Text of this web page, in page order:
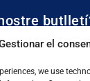
el
we use
de tota